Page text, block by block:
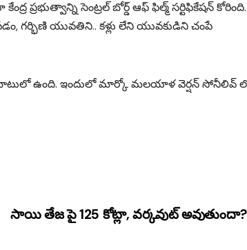
ప్ర‌భుత్వాన్ని సెంట్రల్ బోర్డ్ ఆఫ్ ఫిల్మ్ సర్టిఫికేషన్
గ‌ర్భిణి యువ‌తిని.. కళ్లు లేని యువకుడిని చంపే
ఉంది. ఇందులో మార్కో మలయాళ వెర్షన్ సోనీలివ్
సాయి తేజ పై 125 కోట్లా, వర్కవుట్ అవుతుందా?